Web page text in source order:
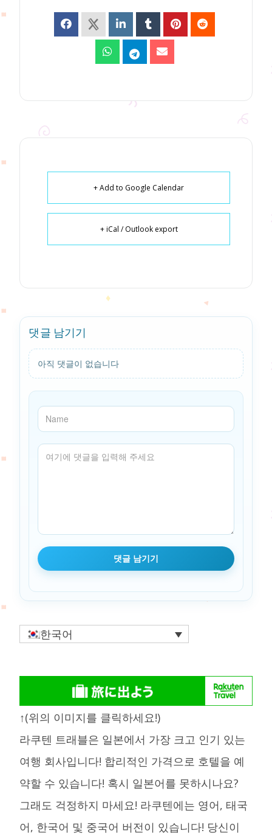
+ Add to Google Calendar
+ iCal / Outlook export
댓글 남기기
아직 댓글이 없습니다
한국어
↑(위의 이미지를 클릭하세요!)
라쿠텐 트래블은 일본에서 가장 크고 인기 있는
여행 회사입니다! 합리적인 가격으로 호텔을 예
약할 수 있습니다! 혹시 일본어를 못하시나요?
그래도 걱정하지 마세요! 라쿠텐에는 영어, 태국
어, 한국어 및 중국어 버전이 있습니다! 당신이